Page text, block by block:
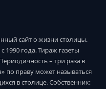
сайт о жизни столицы.
1990 года. Тираж газеты
– три раза в
по праву может называться
в столице. Собственник: